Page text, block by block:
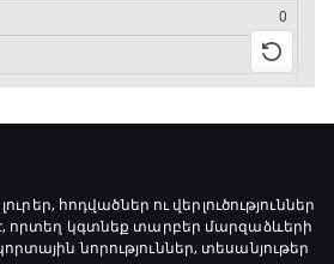
հոդվածներ ու վերլուծություններ
որտեղ կգտնեք տարբեր մարզաձևերի
նորություններ, տեսանյութեր